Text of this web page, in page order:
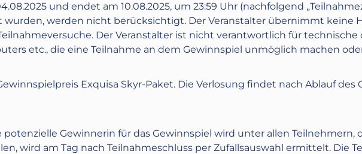
und endet am 10.08.2025, ‪um 23:59 Uhr (nachfolgend
wurden, werden nicht berücksichtigt. Der Veranstalter übernimmt keine
Der Veranstalter ist nicht verantwortlich für technische
etc., die eine Teilnahme an dem Gewinnspiel unmöglich machen
Exquisa Skyr-Paket.Die Verlosung findet nach Ablauf des
Gewinnerin für das Gewinnspiel wird unter allen Teilnehmern,
wird am Tag nach Teilnahmeschluss per Zufallsauswahl ermittelt. Die